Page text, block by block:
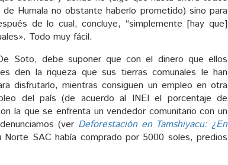
Humala no obstante haberlo prometido) sino para
de lo cual, concluye, “simplemente [hay que]
Todo muy fácil.
Soto, debe suponer que con el dinero que ellos
den la riqueza que sus tierras comunales le han
disfrutarlo, mientras consiguen un empleo en otra
del país (de acuerdo al INEI el porcentaje de
la que se enfrenta un vendedor comunitario con un
(ver Deforestación en Tamshiyacu: ¿En
SAC había comprado por 5000 soles, predios